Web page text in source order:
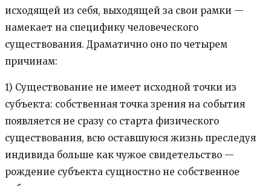
исходящей из себя, выходящей за свои рамки —
намекает на специфику человеческого
существования. Драматично оно по четырем
причинам:
1) Существование не имеет исходной точки из
субъекта: собственная точка зрения на события
появляется не сразу со старта физического
существования, всю оставшуюся жизнь преследуя
индивида больше как чужое свидетельство —
рождение субъекта сущностно не собственное